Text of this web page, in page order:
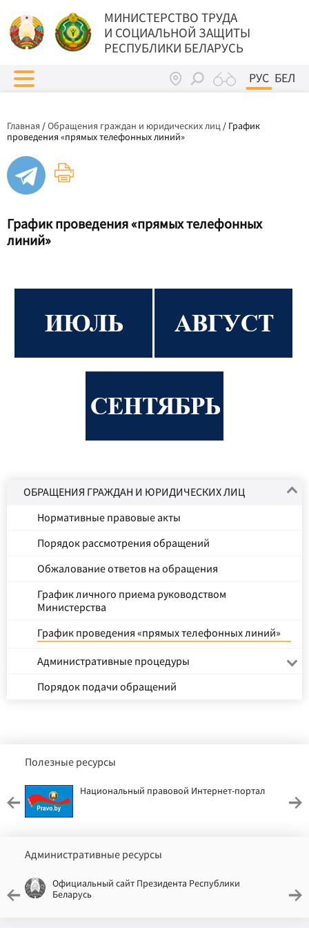
МИНИСТЕРСТВО ТРУДА
И СОЦИАЛЬНОЙ ЗАЩИТЫ
РЕСПУБЛИКИ БЕЛАРУСЬ
РУС БЕЛ
Главная /Обращения граждан и юридических лиц / График
проведения «прямых телефонных линий»
График проведения «прямых телефонных
линий»
ОБРАЩЕНИЯ ГРАЖДАН И ЮРИДИЧЕСКИХ ЛИЦ
Нормативные правовые акты
Порядок рассмотрения обращений
Обжалование ответов на обращения
График личного приема руководством
Министерства
График проведения «прямых телефонных линий»
Административные процедуры
Порядок подачи обращений
Полезные ресурсы
Национальный правовой Интернет-портал
Административные ресурсы
Официальный сайт Президента Республики
Беларусь